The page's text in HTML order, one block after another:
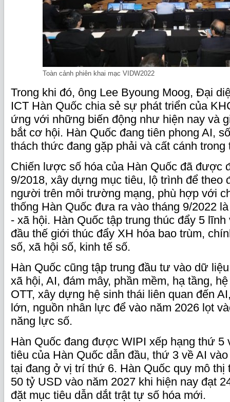
Toàn cảnh phiên khai mạc VIDW2022
Trong khi đó, ông Lee Byoung Moog, Đại
ICT Hàn Quốc chia sẻ sự phát triển của
ứng với những biến động như hiện nay và
bắt cơ hội. Hàn Quốc đang tiên phong AI,
thách thức đang gặp phải và cất cánh
Chiến lược số hóa của Hàn Quốc đã được
9/2018, xây dựng mục tiêu, lộ trình để theo
người trên môi trường mạng, phù hợp với
thống Hàn Quốc đưa ra vào tháng 9/2022
- xã hội. Hàn Quốc tập trung thúc đẩy 5
đầu thế giới thúc đẩy XH hóa bao trùm,
số, xã hội số, kinh tế số.
Hàn Quốc cũng tập trung đầu tư vào dữ
xã hội, AI, đám mây, phần mềm, hạ tầng,
OTT, xây dựng hệ sinh thái liên quan đến
lớn, nguồn nhân lực để vào năm 2026 lọt
năng lực số.
Hàn Quốc đang được WIPI xếp hạng thứ 5
tiêu của Hàn Quốc dẫn đầu, thứ 3 về AI
tại đang ở vị trí thứ 6. Hàn Quốc quy mô
50 tỷ USD vào năm 2027 khi hiện nay đạt
đặt mục tiêu dẫn dắt trật tự số hóa mới.